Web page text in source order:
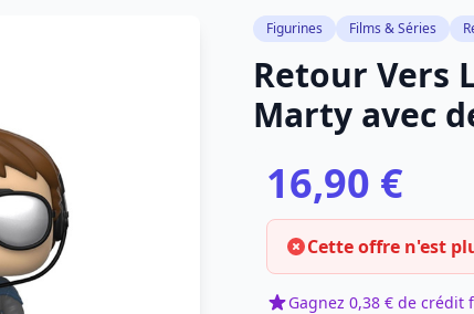
Figurines Films & Séries
Retour Vers
Marty avec
16,90 €
Cette offre n'est
Gagnez 0,38 € de crédit